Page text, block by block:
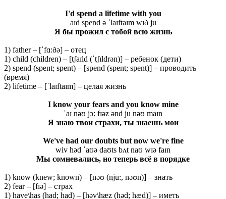
I'd spend a lifetime with you
aɪd spend ə ˈlaɪftaɪm wɪð ju
Я бы прожил с тобой всю жизнь
1) father – [ˈfɑ:ðə] – отец
1) child (children) – [tʃaɪld (ˈtʃɪldrən)] – ребенок (дети)
2) spend (spent; spent) – [spend (spent; spent)] – проводить
(время)
2) lifetime – [ˈlaɪftaɪm] – целая жизнь
I know your fears and you know mine
ˈaɪ nəʊ jɔ: fɪəz ənd ju nəʊ maɪn
Я знаю твои страхи, ты знаешь мои
We've had our doubts but now we're fine
wiv həd ˈaʊə daʊts bʌt naʊ wɪə faɪn
Мы сомневались, но теперь всё в порядке
1) know (knew; known) – [nəʊ (nju:, nəʊn)] – знать
2) fear – [fɪə] – страх
1) have\has (had; had) – [həv\hæz (həd; hæd)] – иметь